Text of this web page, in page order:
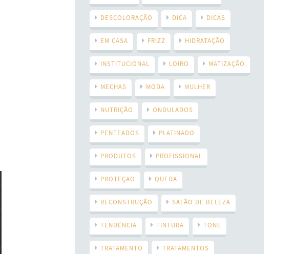
DESCOLORAÇÃO DICA DICAS
EM CASA FRIZZ HIDRATAÇÃO
INSTITUCIONAL LOIRO MATIZAÇÃO
MECHAS MODA MULHER
NUTRIÇÃO ONDULADOS
PENTEADOS PLATINADO
PRODUTOS PROFISSIONAL
PROTEÇAO QUEDA
RECONSTRUÇÃO SALÃO DE BELEZA
TENDÊNCIA TINTURA TONE
TRATAMENTO TRATAMENTOS